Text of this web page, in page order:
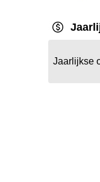
Jaarlijkse